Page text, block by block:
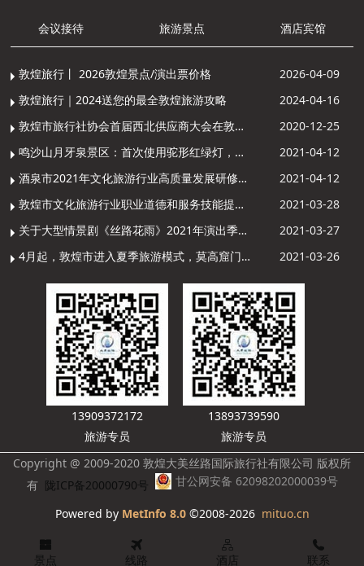
会议接待 旅游景点 酒店宾馆
敦煌旅行丨 2026敦煌景点/演出票价格
2026-04-09
敦煌旅行｜2024送您的最全敦煌旅游攻略
2024-04-16
敦煌市旅行社协会首届西北供应商大会在敦煌召开
2020-12-25
鸣沙山月牙泉景区：首次使用驼形红绿灯，骆驼“看驼灯绿了”走起来
2021-04-12
酒泉市2021年文化旅游行业高质量发展研修提升培训班敦煌分训点开班
2021-04-12
敦煌市文化旅游行业职业道德和服务技能提升导游专项培训成功举办
2021-03-28
关于大型情景剧《丝路花雨》2021年演出季开演的通知
2021-03-27
4月起，敦煌市进入夏季旅游模式，莫高窟门票价格调整
2021-03-26
13909372172
旅游专员
13893739590
旅游专员
Copyright @ 2009-2020 敦煌大美丝路国际旅行社有限公司 版权所
有 陇ICP备20000790号 甘公网安备 62098202000039号
Powered by MetInfo 8.0©2008-2026 mituo.cn
景点 线路 酒店 联系